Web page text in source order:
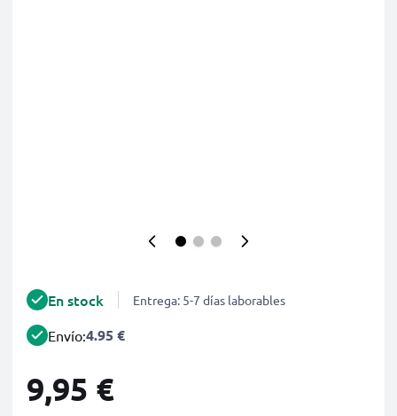
En stock Entrega: 5-7 días laborables
Envío:4.95 €
9,95 €